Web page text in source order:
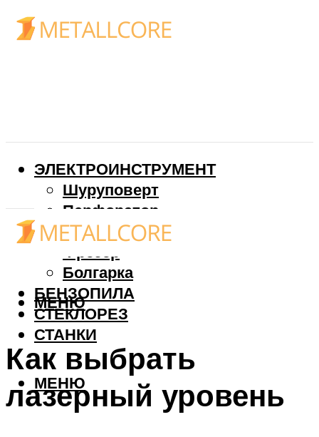
ЭЛЕКТРОИНСТРУМЕНТ
Шуруповерт
Перфоратор
Дрель
Фрезер
Болгарка
БЕНЗОПИЛА
СТЕКЛОРЕЗ
СТАНКИ
МЕНЮ
МЕНЮ
Как выбрать
лазерный уровень